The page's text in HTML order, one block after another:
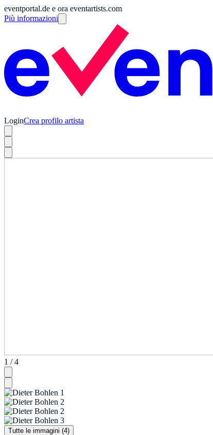
eventportal.de e ora eventartists.com
Più informazioni
LoginCrea profilo artista
1 / 4
Tutte le immagini (4)